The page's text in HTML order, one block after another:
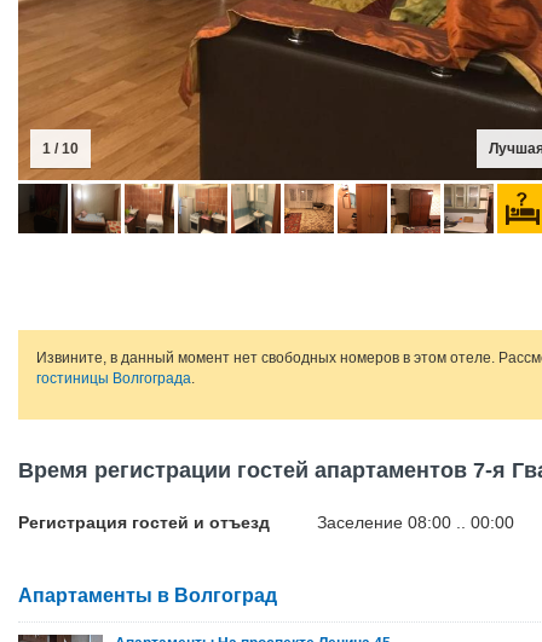
1 / 10
Извините, в данный момент нет свободных номеров в этом отеле.
гостиницы Волгограда.
Время регистрации гостей апартаментов 7-я
Регистрация гостей и отъезд Заселение 08:00 .. 00:00
Апартаменты в Волгоград